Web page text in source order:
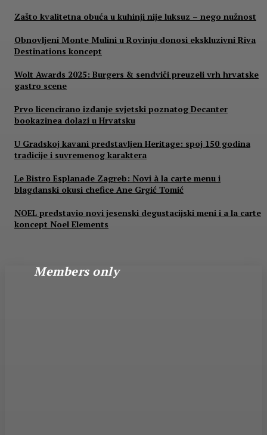
Zašto kvalitetna obuća u kuhinji nije luksuz – nego nužnost
Obnovljeni Monte Mulini u Rovinju donosi ekskluzivni Riva
Destinations koncept
Wolt Awards 2025: Burgers & sendviči preuzeli vrh hrvatske
gastro scene
Prvo licencirano izdanje svjetski poznatog Decanter
bookazinea dolazi u Hrvatsku
U Gradskoj kavani predstavljen Heritage: spoj 150 godina
tradicije i suvremenog karaktera
Le Bistro Esplanade Zagreb: Novi à la carte menu i
blagdanski okusi chefice Ane Grgić Tomić
NOEL predstavio novi jesenski degustacijski meni i a la carte
koncept Noel Elements
Members only